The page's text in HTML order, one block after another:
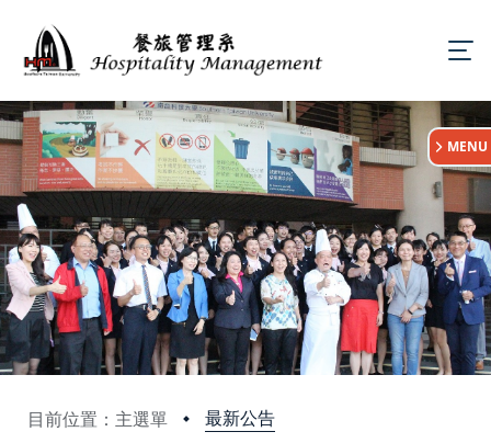
目前位置：主選單 最新公告
:::
MENU